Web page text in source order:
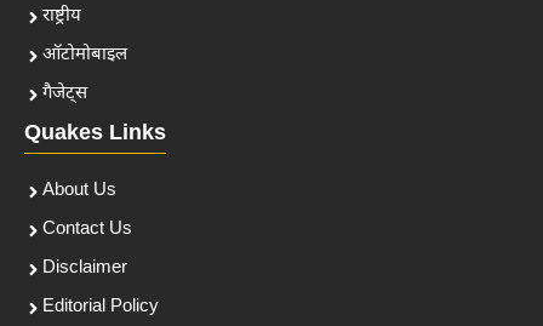
राष्ट्रीय
ऑटोमोबाइल
गैजेट्स
Quakes Links
About Us
Contact Us
Disclaimer
Editorial Policy